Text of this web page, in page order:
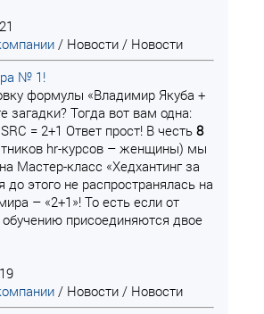
/ Новости / Новости
№ 1!
формулы «Владимир Якуба +
загадки? Тогда вот вам одна:
= 2+1 Ответ прост! В честь 8
hr-курсов – женщины) мы
Мастер-класс «Хедхантинг за
до этого не распространялась на
– «2+1»! То есть если от
присоединяются двое
/ Новости / Новости